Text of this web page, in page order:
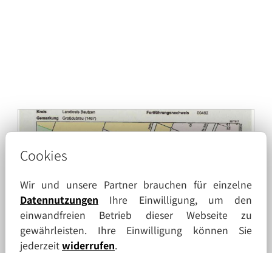
Cookies
Wir und unsere Partner brauchen für einzelne
Datennutzungen Ihre Einwilligung, um den
einwandfreien Betrieb dieser Webseite zu
gewährleisten. Ihre Einwilligung können Sie
jederzeitwiderrufen.